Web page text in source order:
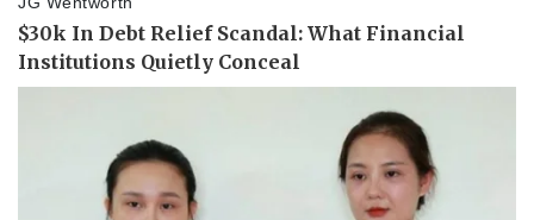
Bóng đá
Lịch thi đấu bóng đá
Thế giới thể thao
Xe máy
Tư vấn